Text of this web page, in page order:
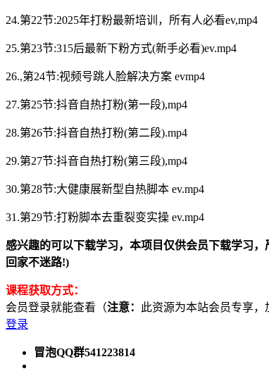
24.第22节:2025年打粉最新培训，所有人必看ev,mp4
25.第23节:315后最新下粉方式(新手必看)ev.mp4
26.,第24节:视频号跳人脸解决方案 evmp4
27.第25节:抖音自热打粉(第一段),mp4
28.第26节:抖音自热打粉(第二段).mp4
29.第27节:抖音自热打粉(第三段),mp4
30.第28节:大健康展新型自热脚本 ev.mp4
31.第29节:打粉脚本去重裂变实操 ev.mp4
感兴趣的可以下载学习，本项目仅供会员下载学习，
回家不迷路!)
课程获取方式：
会员登录就能查看（注意： 此资源为本站会员专享，
登录
冒泡QQ群541223814